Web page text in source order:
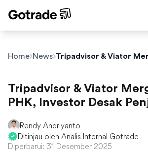
Home News
Tripadvisor & Viator
PHK, Investor Desak
Rendy Andriyanto
Ditinjau oleh Analis Internal Gotrade
Diperbarui: 31 Desember 2025